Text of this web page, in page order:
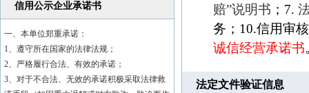
信用公示企业承诺书
一、本单位郑重承诺：
1、遵守所在国家的法律法规；
2、严格履行合法、有效的承诺；
3、对于不合法、无效的承诺积极采取法律救
赔”说明书 ；7.
务；10.信用审
诚信经营承诺书
法定文件验证信息